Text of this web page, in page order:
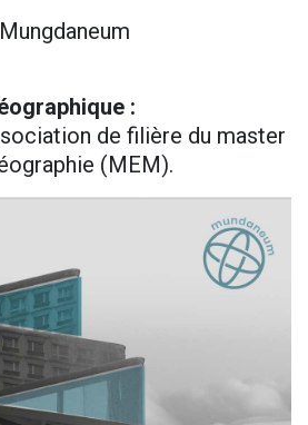
:
de filière du master
(MEM).